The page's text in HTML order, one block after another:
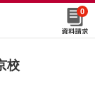
0
校